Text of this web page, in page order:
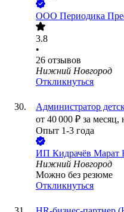
ООО Периодика
3.8
•
26 отзывов
Нижний Новгород
Откликнуться
Администратор
от 40 000 ₽ за месяц,
Опыт 1-3 года
ИП Кидрачёв Марат
Нижний Новгород
Можно без резюме
Откликнуться